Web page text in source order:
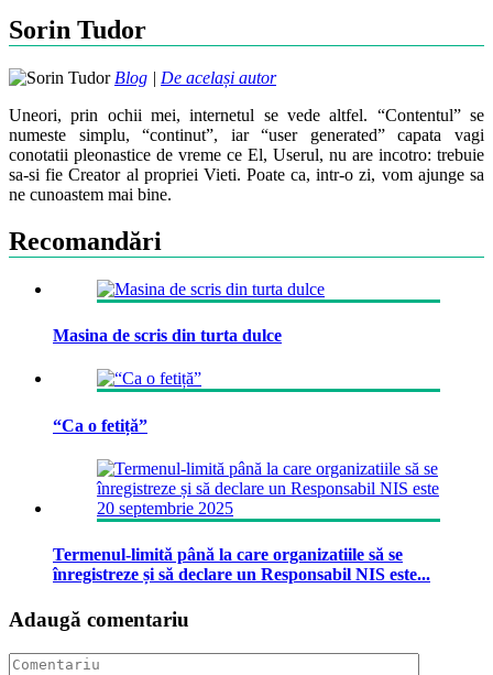
Sorin Tudor
Blog | De același autor
Uneori, prin ochii mei, internetul se vede altfel. “Contentul” se
numeste simplu, “continut”, iar “user generated” capata vagi
conotatii pleonastice de vreme ce El, Userul, nu are incotro: trebuie
sa-si fie Creator al propriei Vieti. Poate ca, intr-o zi, vom ajunge sa
ne cunoastem mai bine.
Recomandări
Masina de scris din turta dulce
“Ca o fetiță”
Termenul-limită până la care organizatiile să se
înregistreze și să declare un Responsabil NIS este...
Adaugă comentariu